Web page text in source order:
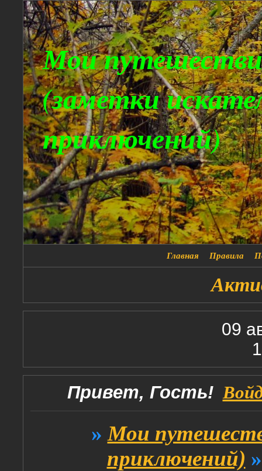
Мои
(заметки
приключений)
Главная Правила
09
Привет, Гость!
» Мои
приключений)